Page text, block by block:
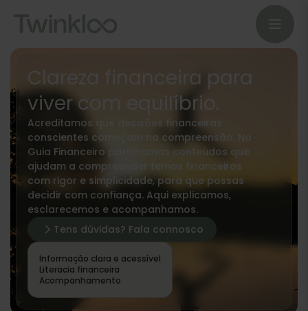
Clareza financeira para
viver com equilíbrio.
Acreditamos que decisões financeiras
conscientes começam na compreensão. No
Guia Financeiro partilhamos conteúdos que
ajudam a compreender temas financeiros
com rigor e simplicidade, para que possas
decidir com confiança. Aqui explicamos,
esclarecemos e acompanhamos.
Tens dúvidas? Fala connosco
Informação clara e acessível
Literacia financeira
Acompanhamento